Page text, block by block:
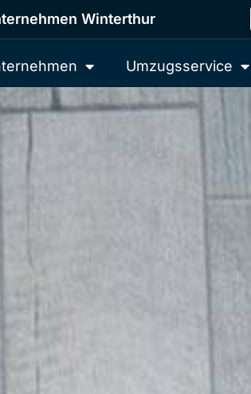
Winterthur
Umzugsservice